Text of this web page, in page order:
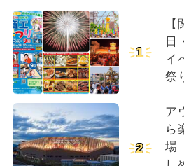
1
日
イ
祭
2
ア
ら
場